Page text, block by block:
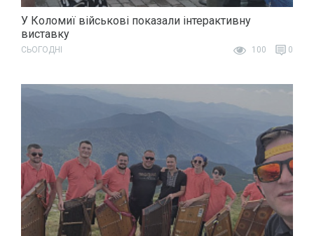
У Коломиї військові показали інтерактивну
виставку
СЬОГОДНІ 100 0